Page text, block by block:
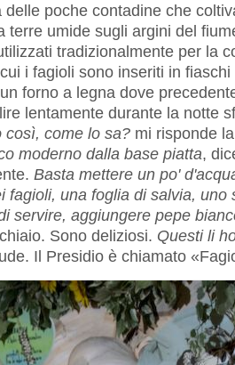
delle poche contadine che
terre umide sugli argini del
tradizionalmente per la
i fagioli sono inseriti in
forno a legna dove
lentamente durante la notte
così, come lo sa? mi risponde
moderno dalla base piatta,
Basta mettere un po'
fagioli, una foglia di salvia, uno
servire, aggiungere pepe
Sono deliziosi. Questi li
Il Presidio è chiamato